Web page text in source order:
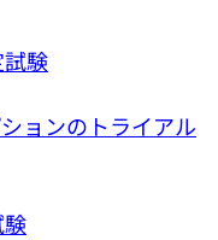
験
ョンのトライアル